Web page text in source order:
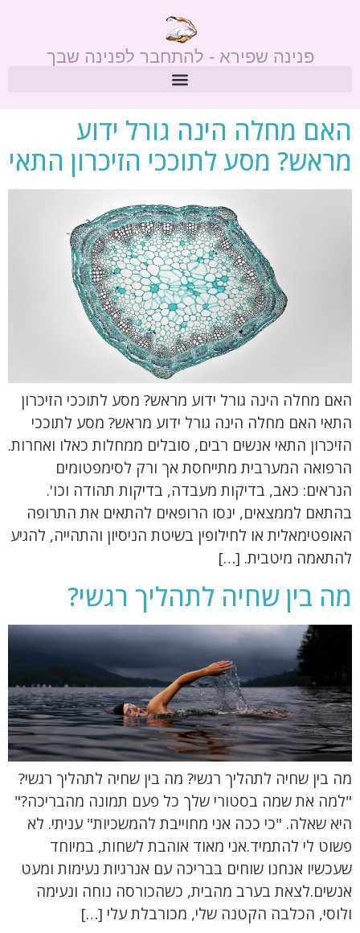
פנינה שפירא - להתחבר לפנינה שבך
האם מחלה הינה גורל ידוע
מראש? מסע לתוככי הזיכרון התאי
האם מחלה הינה גורל ידוע מראש? מסע לתוככי הזיכרון
התאי האם מחלה הינה גורל ידוע מראש? מסע לתוככי
הזיכרון התאי אנשים רבים, סובלים ממחלות כאלו ואחרות.
הרפואה המערבית מתייחסת אך ורק לסימפטומים
הנראים: כאב, בדיקות מעבדה, בדיקות תהודה וכו'.
בהתאם לממצאים, ינסו הרופאים להתאים את התרופה
האופטימאלית או לחילופין בשיטת הניסיון והתהייה, להגיע
להתאמה מיטבית. […]
מה בין שחיה לתהליך רגשי?
מה בין שחיה לתהליך רגשי? מה בין שחיה לתהליך רגשי?
"למה את שמה בסטורי שלך כל פעם תמונה מהבריכה?"
היא שאלה. "כי ככה אני מחוייבת להמשכיות" עניתי. לא
פשוט לי להתמיד.אני מאוד אוהבת לשחות, במיוחד
שעכשיו אנחנו שוחים בבריכה עם אנרגיות נעימות ומעט
אנשים.לצאת בערב מהבית, כשהכורסה נוחה ונעימה
ולוסי, הכלבה הקטנה שלי, מכורבלת עלי […]